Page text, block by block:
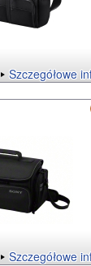
Szczegółowe
Szczegółowe